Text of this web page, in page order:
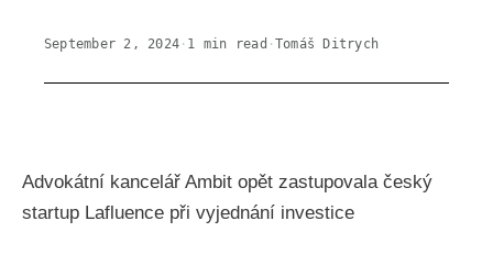
September 2, 2024 · 1 min read ·Tomáš Ditrych
Advokátní kancelář Ambit opět zastupovala český
startup Lafluence při vyjednání investice